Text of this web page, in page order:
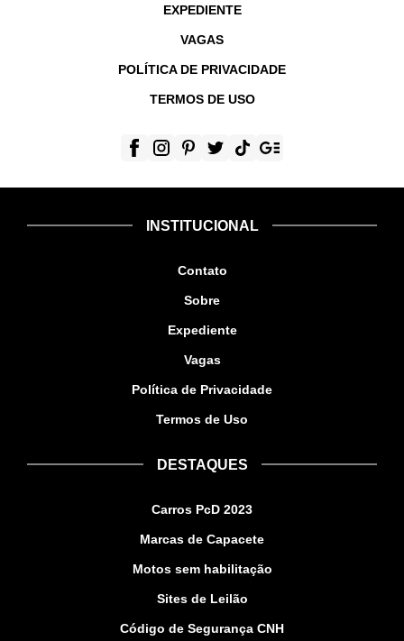
EXPEDIENTE
VAGAS
POLÍTICA DE PRIVACIDADE
TERMOS DE USO
INSTITUCIONAL
Contato
Sobre
Expediente
Vagas
Política de Privacidade
Termos de Uso
DESTAQUES
Carros PcD 2023
Marcas de Capacete
Motos sem habilitação
Sites de Leilão
Código de Segurança CNH